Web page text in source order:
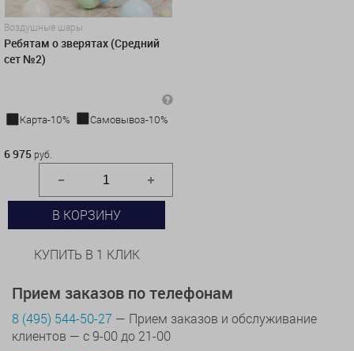
Воздушные шары
Ребятам о зверятах (Средний
сет №2)
Карта-10%
Самовывоз-10%
6 975 руб.
В КОРЗИНУ
КУПИТЬ В 1 КЛИК
Прием заказов по телефонам
8 (495) 544-50-27 — Прием заказов и обслуживание
клиентов — с 9-00 до 21-00